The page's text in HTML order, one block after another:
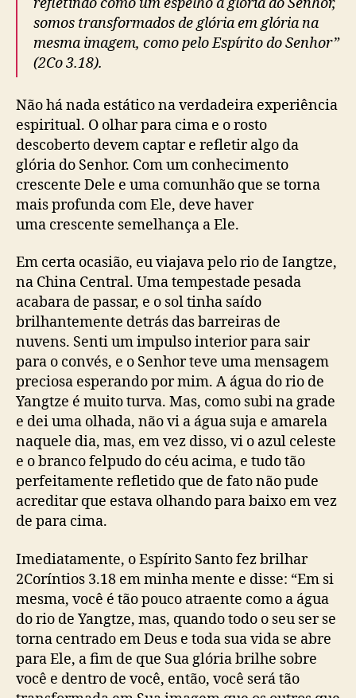
refletindo como um espelho a glória do Senhor,
somos transformados de glória em glória na
mesma imagem, como pelo Espírito do Senhor”
(2Co 3.18).
Não há nada estático na verdadeira experiência
espiritual. O olhar para cima e o rosto
descoberto devem captar e refletir algo da
glória do Senhor. Com um conhecimento
crescente Dele e uma comunhão que se torna
mais profunda com Ele, deve haver
uma crescente semelhança a Ele.
Em certa ocasião, eu viajava pelo rio de Iangtze,
na China Central. Uma tempestade pesada
acabara de passar, e o sol tinha saído
brilhantemente detrás das barreiras de
nuvens. Senti um impulso interior para sair
para o convés, e o Senhor teve uma mensagem
preciosa esperando por mim. A água do rio de
Yangtze é muito turva. Mas, como subi na grade
e dei uma olhada, não vi a água suja e amarela
naquele dia, mas, em vez disso, vi o azul celeste
e o branco felpudo do céu acima, e tudo tão
perfeitamente refletido que de fato não pude
acreditar que estava olhando para baixo em vez
de para cima.
Imediatamente, o Espírito Santo fez brilhar
2Coríntios 3.18 em minha mente e disse: “Em si
mesma, você é tão pouco atraente como a água
do rio de Yangtze, mas, quando todo o seu ser se
torna centrado em Deus e toda sua vida se abre
para Ele, a fim de que Sua glória brilhe sobre
você e dentro de você, então, você será tão